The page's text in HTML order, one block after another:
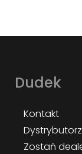
Dudek
Kontakt
Zostań